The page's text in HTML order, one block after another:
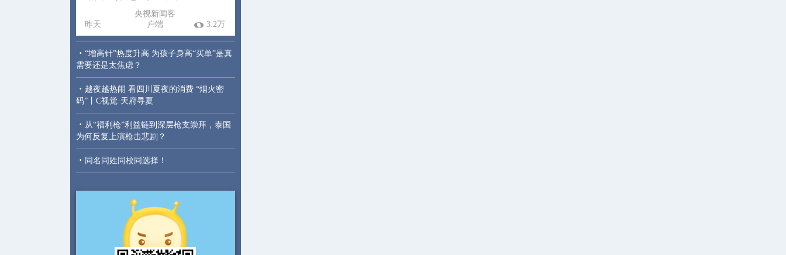
昨天
央视新闻客
户端
3.2万
· “增高针”热度升高 为孩子身高“买单”是真
需要还是太焦虑？
· 越夜越热闹 看四川夏夜的消费 “烟火密
码”丨C视觉·天府寻夏
· 从“福利枪”利益链到深层枪支崇拜，泰国
为何反复上演枪击悲剧？
· 同名同姓同校同选择！